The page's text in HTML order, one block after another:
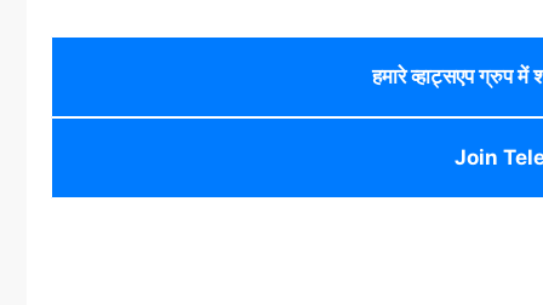
हमारे व्हाट्सएप ग्रुप में
Join